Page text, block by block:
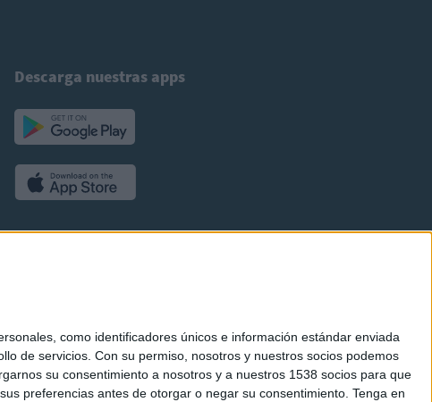
como identificadores únicos e información estándar enviada
de servicios. Con su permiso, nosotros y nuestros socios podemos
su consentimiento a nosotros y a nuestros 1538 socios para que
preferencias antes de otorgar o negar su consentimiento. Tenga en
Descarga nuestras apps